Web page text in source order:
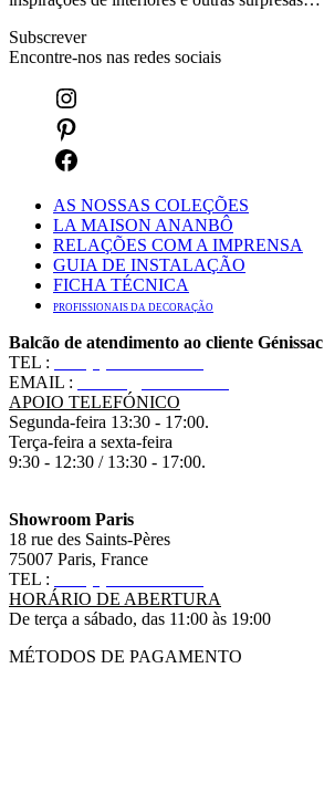
Subscrever
Encontre-nos nas redes sociais
AS NOSSAS COLEÇÕES
LA MAISON ANANBÔ
RELAÇÕES COM A IMPRENSA
GUIA DE INSTALAÇÃO
FICHA TÉCNICA
PROFISSIONAIS DA DECORAÇÃO
Balcão de atendimento ao cliente Génissac
TEL :
EMAIL :
APOIO TELEFÓNICO
Segunda-feira 13:30 - 17:00.
Terça-feira a sexta-feira
9:30 - 12:30 / 13:30 - 17:00.
Showroom Paris
18 rue des Saints-Pères
75007 Paris, France
TEL :
HORÁRIO DE ABERTURA
De terça a sábado, das 11:00 às 19:00
MÉTODOS DE PAGAMENTO